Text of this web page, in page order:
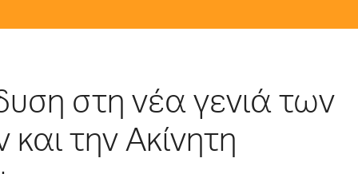
στη νέα γενιά των
την Ακίνητη